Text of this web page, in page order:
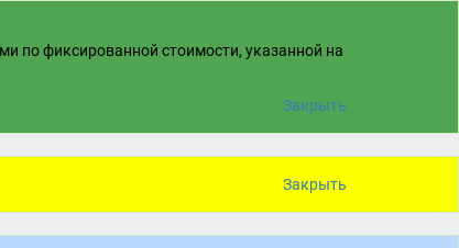
по фиксированной стоимости, указанной на
Закрыть
Закрыть